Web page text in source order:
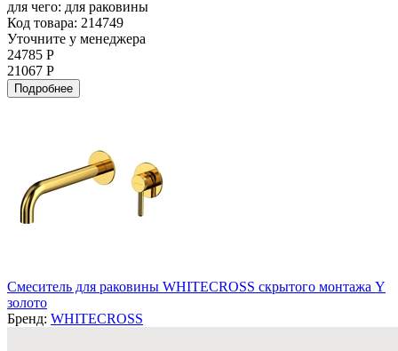
для чего: для раковины
Код товара: 214749
Уточните у менеджера
24785 Р
21067 Р
Подробнее
Смеситель для раковины WHITECROSS скрытого монтажа Y
золото
Бренд: WHITECROSS